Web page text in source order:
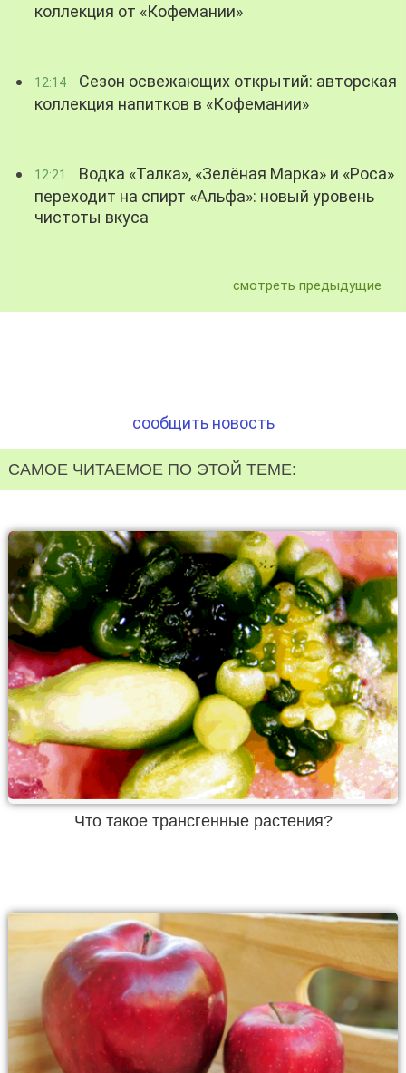
коллекция от «Кофемании»
12:14
Сезон освежающих открытий: авторская
коллекция напитков в «Кофемании»
12:21
Водка «Талка», «Зелёная Марка» и «Роса»
переходит на спирт «Альфа»: новый уровень
чистоты вкуса
смотреть предыдущие
сообщить новость
САМОЕ ЧИТАЕМОЕ ПО ЭТОЙ ТЕМЕ:
Что такое трансгенные растения?